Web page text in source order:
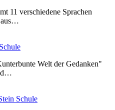
11 verschiedene Sprachen
aus…
Welt der Gedanken"
Schule